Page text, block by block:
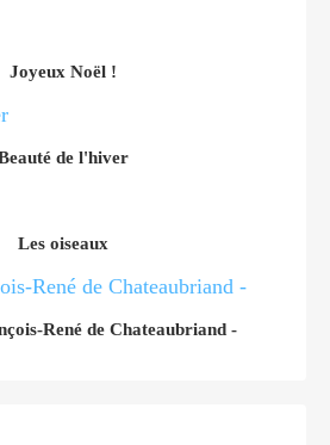
Joyeux Noël !
de l'hiver
Les oiseaux
René de Chateaubriand -